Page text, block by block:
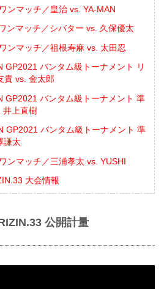
ンマッチ／皇治 vs. YA-MAN
ンマッチ／シバター vs. 久保優太
ンマッチ／祖根寿麻 vs. 太田忍
GP2021 バンタム級トーナメント リ
貴 vs. 金太郎
GP2021 バンタム級トーナメント 準
井上直樹
GP2021 バンタム級トーナメント 準
謙太
ンマッチ／三浦孝太 vs. YUSHI
大会情報
公開計量